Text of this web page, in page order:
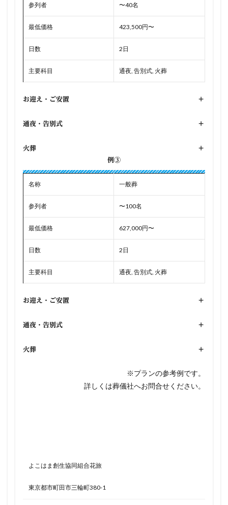
参列者 〜40名
最低価格 423,500円〜
日数 2日
主要科目 通夜, 告別式, 火葬
お迎え・ご安置 +
通夜・告別式 +
火葬
+
例③
名称 一般葬
参列者 〜100名
最低価格 627,000円〜
日数 2日
主要科目 通夜, 告別式, 火葬
お迎え・ご安置 +
通夜・告別式 +
火葬 +
※プランの参考例です。
詳しくは葬儀社へお問合せください。
よこはま創生協同組合花旅
東京都市町田市三輪町380-1